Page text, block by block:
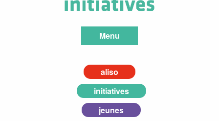
Menu
aliso
initiatives
jeunes